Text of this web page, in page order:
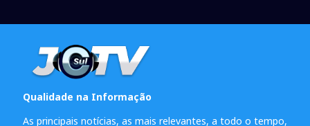
Qualidade na Informação
As principais notícias, as mais relevantes, a todo o tempo,